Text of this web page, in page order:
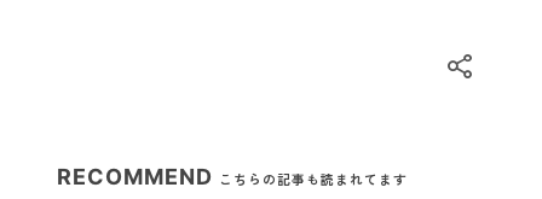
RECOMMEND こちらの記事も読まれてます